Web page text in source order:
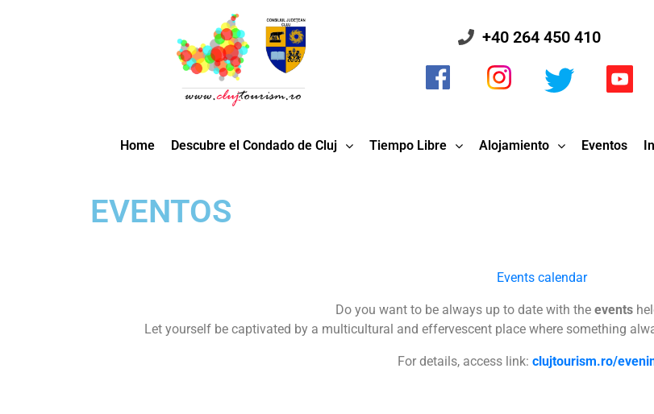
+40 264 450 410
Home Descubre el Condado de Cluj Tiempo Libre Alojamiento Eventos
EVENTOS
Events calendar
Do you want to be always up to date with the events
Let yourself be captivated by a multicultural and effervescent place where something
For details, access link: clujtourism.ro/